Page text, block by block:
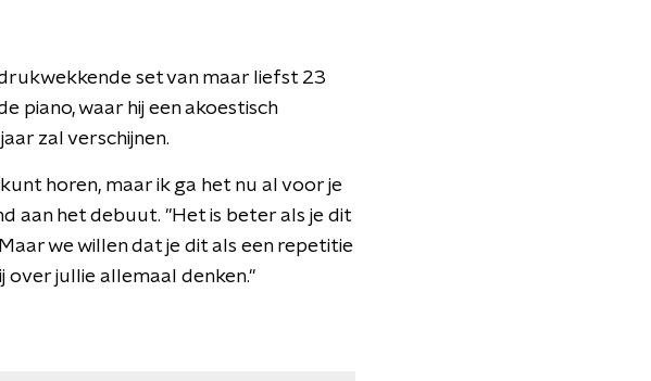
set van maar liefst 23
piano, waar hij een akoestisch
zal verschijnen.
horen, maar ik ga het nu al voor je
aan het debuut. "Het is beter als je dit
we willen dat je dit als een repetitie
over jullie allemaal denken."